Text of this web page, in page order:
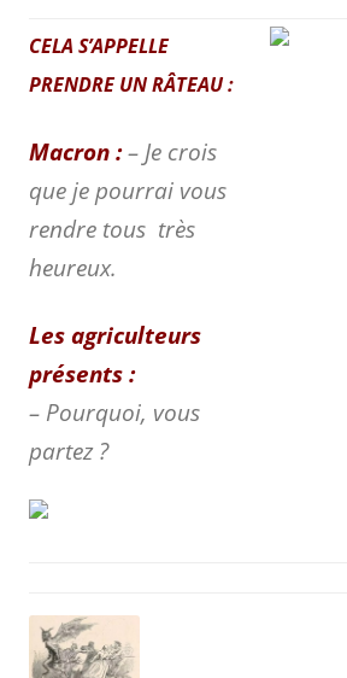
CELA S’APPELLE
PRENDRE UN RÂTEAU :
Macron :– Je crois
que je pourrai vous
rendre tous très
heureux.
Les agriculteurs
présents :
– Pourquoi, vous
partez ?